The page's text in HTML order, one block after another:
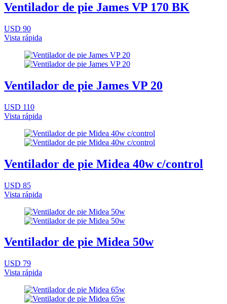
Ventilador de pie James VP 170 BK
USD 90
Vista rápida
Ventilador de pie James VP 20
USD 110
Vista rápida
Ventilador de pie Midea 40w c/control
USD 85
Vista rápida
Ventilador de pie Midea 50w
USD 79
Vista rápida